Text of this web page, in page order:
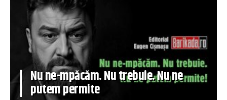
Nu ne-mpăcăm. Nu trebuie. Nu ne
putem permite